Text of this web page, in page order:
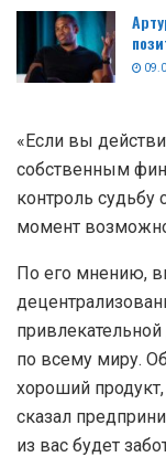
«Если вы
собственным
контроль судьбу
момент
По его мнению,
по всему миру.
хороший
сказал
из вас будет